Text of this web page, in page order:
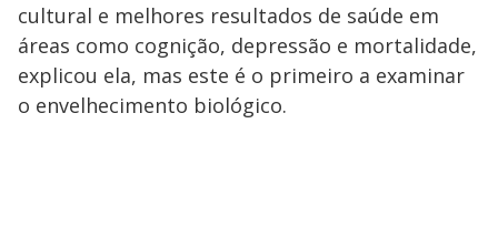
cultural e melhores resultados de saúde em
áreas como cognição, depressão e mortalidade,
explicou ela, mas este é o primeiro a examinar
o envelhecimento biológico.